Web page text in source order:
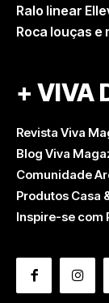
Ralo linear
Roca louças e
+ VIVA
Revista Viva
Blog Viva
Comunidade
Produtos Casa
Inspire-se com